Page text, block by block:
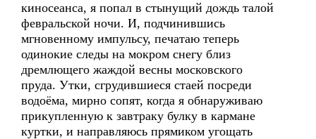
киносеанса, я попал в стынущий дождь талой
февральской ночи. И, подчинившись
мгновенному импульсу, печатаю теперь
одинокие следы на мокром снегу близ
дремлющего жаждой весны московского
пруда. Утки, сгрудившиеся стаей посреди
водоёма, мирно сопят, когда я обнаруживаю
прикупленную к завтраку булку в кармане
куртки, и направляюсь прямиком угощать